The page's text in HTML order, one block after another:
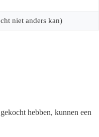
niet anders kan)
hebben, kunnen een